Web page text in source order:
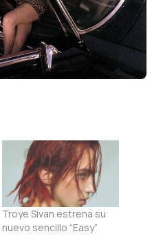
Troye Sivan estrena su
nuevo sencillo “Easy”